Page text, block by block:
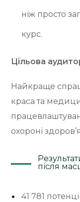
ніж просто
курс.
Цільова
Найкраще
краса та
охороні
після
41 781